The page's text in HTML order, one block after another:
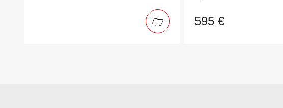
595 €